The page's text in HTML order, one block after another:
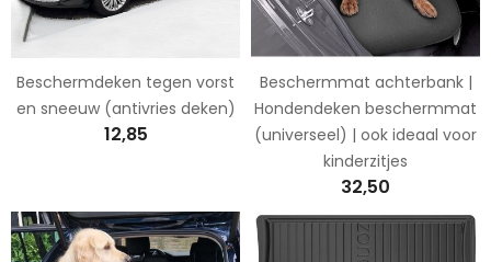
Beschermdeken tegen vorst
en sneeuw (antivries deken)
12,85
Beschermmat achterbank |
Hondendeken beschermmat
(universeel) | ook ideaal voor
kinderzitjes
32,50